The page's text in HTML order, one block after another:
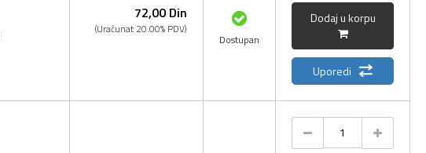
72,00 Din
(Uračunat 20.00% PDV)
Dostupan
Dodaj u korpu
Uporedi